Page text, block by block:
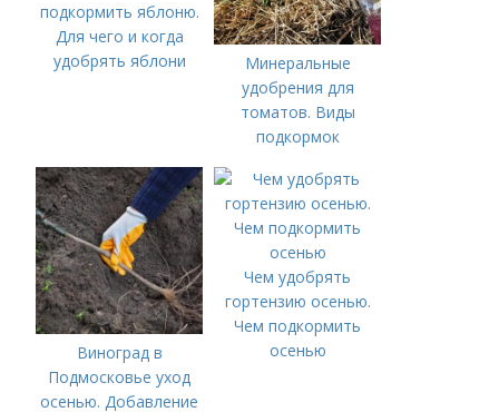
подкормить яблоню.
Для чего и когда
удобрять яблони
Минеральные
удобрения для
томатов. Виды
подкормок
Виноград в
Подмосковье уход
осенью. Добавление
Чем удобрять
гортензию осенью.
Чем подкормить
осенью